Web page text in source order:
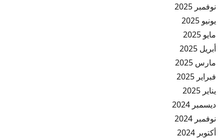
نوفمبر 2025
يونيو 2025
مايو 2025
أبريل 2025
مارس 2025
فبراير 2025
يناير 2025
ديسمبر 2024
نوفمبر 2024
أكتوبر 2024